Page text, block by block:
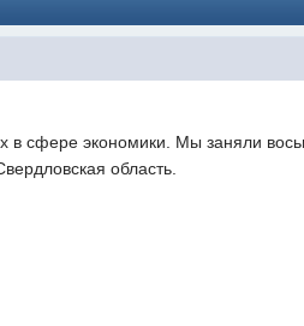
в сфере экономики. Мы заняли
область.